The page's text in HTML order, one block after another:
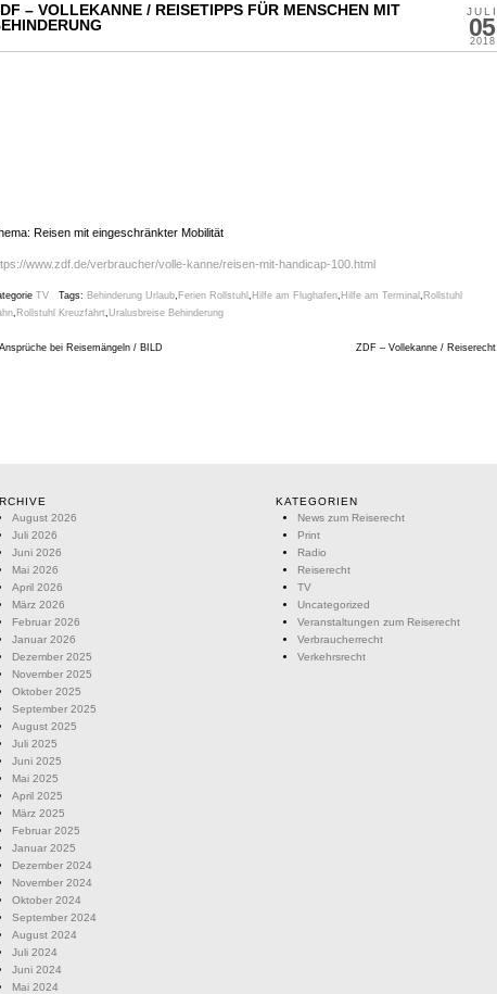
JULI
05
2018
– VOLLEKANNE / REISETIPPS FÜR MENSCHEN MIT
Reisen mit eingeschränkter Mobilität
www.zdf.de/verbraucher/volle-kanne/reisen-mit-handicap-100.html
TV Tags: Behinderung Urlaub, Ferien Rollstuhl , Hilfe am Flughafen, Hilfe am Terminal , Rollstuhl
, Rollstuhl Kreuzfahrt,Uralusbreise Behinderung
Ansprüche bei Reisemängeln / BILD ZDF – Vollekanne / Reiserecht
August 2026
Juli 2026
Juni 2026
Mai 2026
April 2026
März 2026
Februar 2026
Januar 2026
Dezember 2025
November 2025
Oktober 2025
September 2025
August 2025
Juli 2025
Juni 2025
Mai 2025
April 2025
März 2025
Februar 2025
Januar 2025
Dezember 2024
November 2024
Oktober 2024
September 2024
August 2024
Juli 2024
Juni 2024
Mai 2024
KATEGORIEN
News zum Reiserecht
Print
Radio
Reiserecht
TV
Uncategorized
Veranstaltungen zum Reiserecht
Verbraucherrecht
Verkehrsrecht